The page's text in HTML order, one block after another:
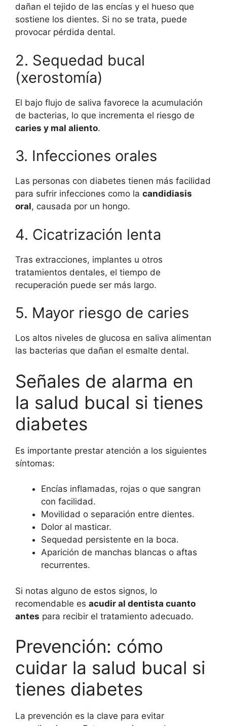
dañan el tejido de las encías y el hueso que
sostiene los dientes. Si no se trata, puede
provocar pérdida dental.
2. Sequedad bucal
(xerostomía)
El bajo flujo de saliva favorece la acumulación
de bacterias, lo que incrementa el riesgo de
caries y mal aliento.
3. Infecciones orales
Las personas con diabetes tienen más facilidad
para sufrir infecciones como la candidiasis
oral, causada por un hongo.
4. Cicatrización lenta
Tras extracciones, implantes u otros
tratamientos dentales, el tiempo de
recuperación puede ser más largo.
5. Mayor riesgo de caries
Los altos niveles de glucosa en saliva alimentan
las bacterias que dañan el esmalte dental.
Señales de alarma en
la salud bucal si tienes
diabetes
Es importante prestar atención a los siguientes
síntomas:
Encías inflamadas, rojas o que sangran
con facilidad.
Movilidad o separación entre dientes.
Dolor al masticar.
Sequedad persistente en la boca.
Aparición de manchas blancas o aftas
recurrentes.
Si notas alguno de estos signos, lo
recomendable es acudir al dentista cuanto
antes para recibir el tratamiento adecuado.
Prevención: cómo
cuidar la salud bucal si
tienes diabetes
La prevención es la clave para evitar